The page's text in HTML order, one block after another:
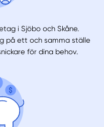
i Sjöbo och Skåne.
på ett och samma ställe
för dina behov.